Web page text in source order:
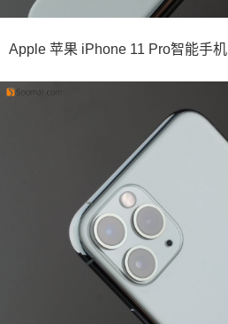
Apple 苹果 iPhone 11 Pro智能手机